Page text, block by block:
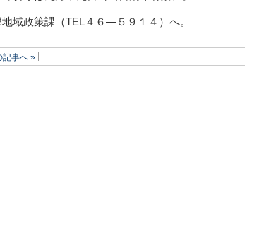
域政策課（TEL４６―５９１４）へ。
記事へ »